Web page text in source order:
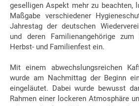
geselligen Aspekt mehr zu beachten,
Maßgabe verschiedener
Jahrestag der deutschen
und deren Familienangehörige zum
Herbst- und Familienfest ein.
Mit einem abwechslungsreichen
wurde am Nachmittag der Beginn
eingeläutet. Dabei wurde bewusst
Rahmen einer lockeren Atmosphäre